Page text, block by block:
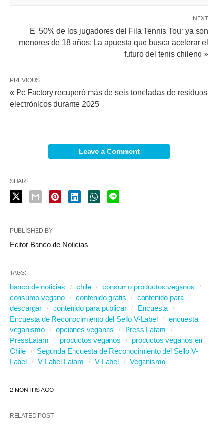
NEXT
El 50% de los jugadores del Fila Tennis Tour ya son
menores de 18 años: La apuesta que busca acelerar el
futuro del tenis chileno »
PREVIOUS
« Pc Factory recuperó más de seis toneladas de residuos
electrónicos durante 2025
Leave a Comment
SHARE
PUBLISHED BY
Editor Banco de Noticias
TAGS:
banco de noticias chile
consumo productos veganos
consumo vegano
contenido gratis
contenido para
descargar
contenido para publicar
Encuesta
Encuesta de Reconocimiento del Sello V-Label
encuesta
veganismo
opciones veganas
Press Latam
PressLatam
productos veganos
productos veganos en
Chile
Segunda Encuesta de Reconocimiento del Sello V-
Label
V Label Latam V-Label Veganismo
2 MONTHS AGO
RELATED POST